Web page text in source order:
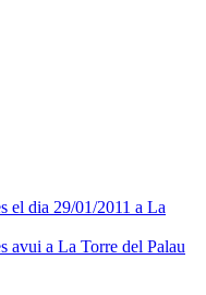
el dia 29/01/2011 a La
avui a La Torre del Palau